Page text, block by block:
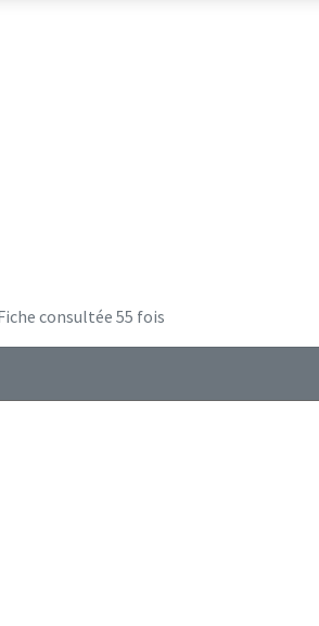
consultée 55 fois